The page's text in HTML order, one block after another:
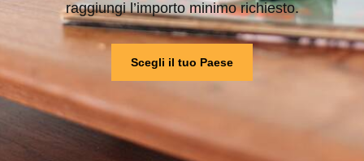
raggiungi l’importo minimo richiesto.
Scegli il tuo Paese